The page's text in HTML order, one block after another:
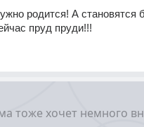
родится! А становятся
пруд пруди!!!